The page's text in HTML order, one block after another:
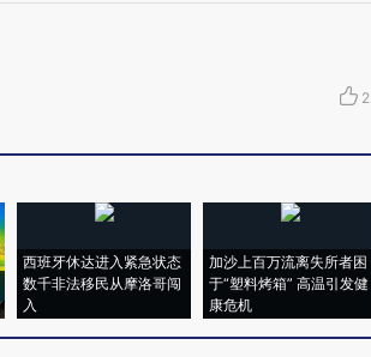
2
西班牙休达进入紧急状态
数千非法移民从摩洛哥闯
入
加沙上百万流离失所者困
于“塑料烤箱” 高温引发健
康危机